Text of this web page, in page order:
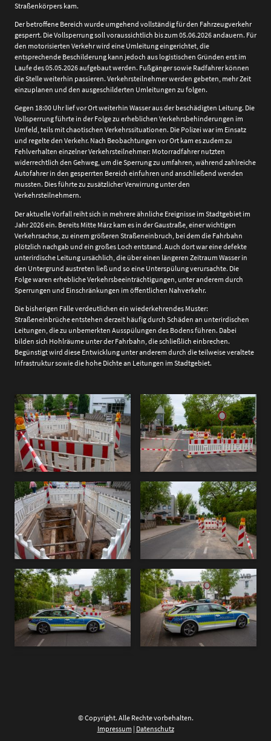
Straßenkörpers kam.
Der betroffene Bereich wurde umgehend vollständig für den Fahrzeugverkehr
gesperrt. Die Vollsperrung soll voraussichtlich bis zum 05.06.2026 andauern. Für
den motorisierten Verkehr wird eine Umleitung eingerichtet, die
entsprechende Beschilderung kann jedoch aus logistischen Gründen erst im
Laufe des 05.05.2026 aufgebaut werden. Fußgänger sowie Radfahrer können
die Stelle weiterhin passieren. Verkehrsteilnehmer werden gebeten, mehr Zeit
einzuplanen und den ausgeschilderten Umleitungen zu folgen.
Gegen 18:00 Uhr lief vor Ort weiterhin Wasser aus der beschädigten Leitung. Die
Vollsperrung führte in der Folge zu erheblichen Verkehrsbehinderungen im
Umfeld, teils mit chaotischen Verkehrssituationen. Die Polizei war im Einsatz
und regelte den Verkehr. Nach Beobachtungen vor Ort kam es zudem zu
Fehlverhalten einzelner Verkehrsteilnehmer: Motorradfahrer nutzten
widerrechtlich den Gehweg, um die Sperrung zu umfahren, während zahlreiche
Autofahrer in den gesperrten Bereich einfuhren und anschließend wenden
mussten. Dies führte zu zusätzlicher Verwirrung unter den
Verkehrsteilnehmern.
Der aktuelle Vorfall reiht sich in mehrere ähnliche Ereignisse im Stadtgebiet im
Jahr 2026 ein. Bereits Mitte März kam es in der Gaustraße, einer wichtigen
Verkehrsachse, zu einem größeren Straßeneinbruch, bei dem die Fahrbahn
plötzlich nachgab und ein großes Loch entstand. Auch dort war eine defekte
unterirdische Leitung ursächlich, die über einen längeren Zeitraum Wasser in
den Untergrund austreten ließ und so eine Unterspülung verursachte. Die
Folge waren erhebliche Verkehrsbeeinträchtigungen, unter anderem durch
Sperrungen und Einschränkungen im öffentlichen Nahverkehr.
Die bisherigen Fälle verdeutlichen ein wiederkehrendes Muster:
Straßeneinbrüche entstehen derzeit häufig durch Schäden an unterirdischen
Leitungen, die zu unbemerkten Ausspülungen des Bodens führen. Dabei
bilden sich Hohlräume unter der Fahrbahn, die schließlich einbrechen.
Begünstigt wird diese Entwicklung unter anderem durch die teilweise veraltete
Infrastruktur sowie die hohe Dichte an Leitungen im Stadtgebiet.
© Copyright. Alle Rechte vorbehalten.
Impressum | Datenschutz